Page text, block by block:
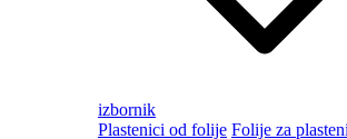
izbornik
Plastenici od folije Folije za